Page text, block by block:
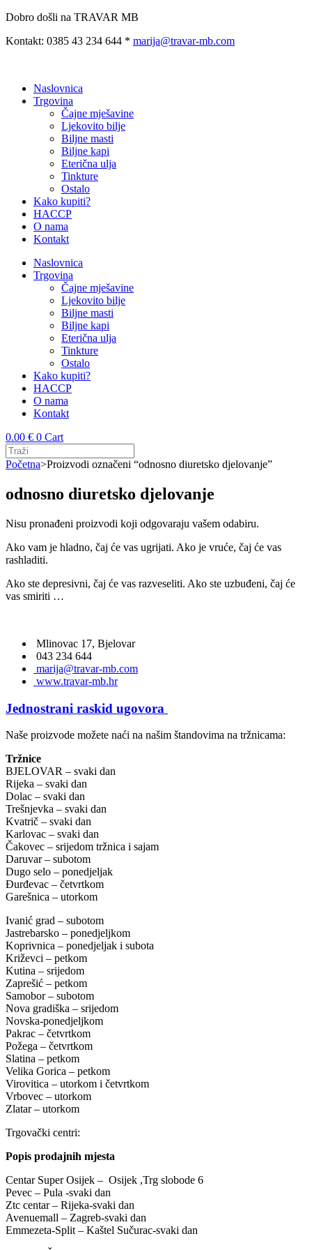
Preskoči
sadržaj
Dobro došli na TRAVAR MB
Kontakt: 0385 43 234 644 * marija@travar-mb.com
Naslovnica
Trgovina
Čajne mješavine
Ljekovito bilje
Biljne masti
Biljne kapi
Eterična ulja
Tinkture
Ostalo
Kako kupiti?
HACCP
O nama
Kontakt
Naslovnica
Trgovina
Čajne mješavine
Ljekovito bilje
Biljne masti
Biljne kapi
Eterična ulja
Tinkture
Ostalo
Kako kupiti?
HACCP
O nama
Kontakt
0.00 € 0 Cart
Početna>Proizvodi označeni “odnosno diuretsko djelovanje”
odnosno diuretsko djelovanje
Nisu pronađeni proizvodi koji odgovaraju vašem odabiru.
Ako vam je hladno, čaj će vas ugrijati. Ako je vruće, čaj će vas
rashladiti.
Ako ste depresivni, čaj će vas razveseliti. Ako ste uzbuđeni, čaj će
vas smiriti …
Mlinovac 17, Bjelovar
043 234 644
marija@travar-mb.com
www.travar-mb.hr
Jednostrani raskid ugovora
Naše proizvode možete naći na našim štandovima na tržnicama:
Tržnice
BJELOVAR – svaki dan
Rijeka – svaki dan
Dolac – svaki dan
Trešnjevka – svaki dan
Kvatrič – svaki dan
Karlovac – svaki dan
Čakovec – srijedom tržnica i sajam
Daruvar – subotom
Dugo selo – ponedjeljak
Đurđevac – četvrtkom
Garešnica – utorkom
Ivanić grad – subotom
Jastrebarsko – ponedjeljkom
Koprivnica – ponedjeljak i subota
Križevci – petkom
Kutina – srijedom
Zaprešić – petkom
Samobor – subotom
Nova gradiška – srijedom
Novska-ponedjeljkom
Pakrac – četvrtkom
Požega – četvrtkom
Slatina – petkom
Velika Gorica – petkom
Virovitica – utorkom i četvrtkom
Vrbovec – utorkom
Zlatar – utorkom
Trgovački centri:
Popis prodajnih mjesta
Centar Super Osijek – Osijek ,Trg slobode 6
Pevec – Pula -svaki dan
Ztc centar – Rijeka-svaki dan
Avenuemall – Zagreb-svaki dan
Emmezeta-Split – Kaštel Sučurac-svaki dan